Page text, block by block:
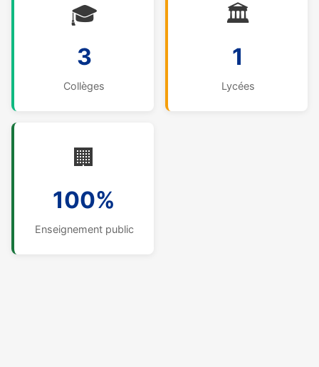
🎓
3
Collèges
🏛️
1
Lycées
🏢
100%
Enseignement public